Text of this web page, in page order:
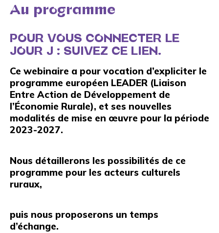
Au programme
POUR VOUS CONNECTER LE
JOUR J : SUIVEZ CE LIEN.
Ce webinaire a pour vocation d’expliciter le
programme européen LEADER (Liaison
Entre Action de Développement de
l’Économie Rurale), et ses nouvelles
modalités de mise en œuvre pour la période
2023-2027.
Nous détaillerons les possibilités de ce
programme pour les acteurs culturels
ruraux,
puis nous proposerons un temps
d’échange.